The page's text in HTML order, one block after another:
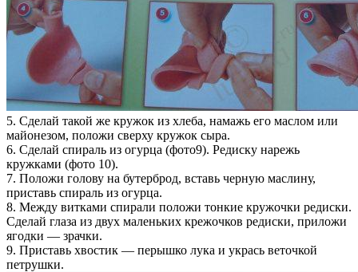
5. Сделай такой же кружок из хлеба, намажь его маслом или
майонезом, положи сверху кружок сыра.
6. Сделай спираль из огурца (фото9). Редиску нарежь
кружками (фото 10).
7. Положи голову на бутерброд, вставь черную маслину,
приставь спираль из огурца.
8. Между витками спирали положи тонкие кружочки редиски.
Сделай глаза из двух маленьких крежочков редиски, приложи
ягодки — зрачки.
9. Приставь хвостик — перышко лука и укрась веточкой
петрушки.